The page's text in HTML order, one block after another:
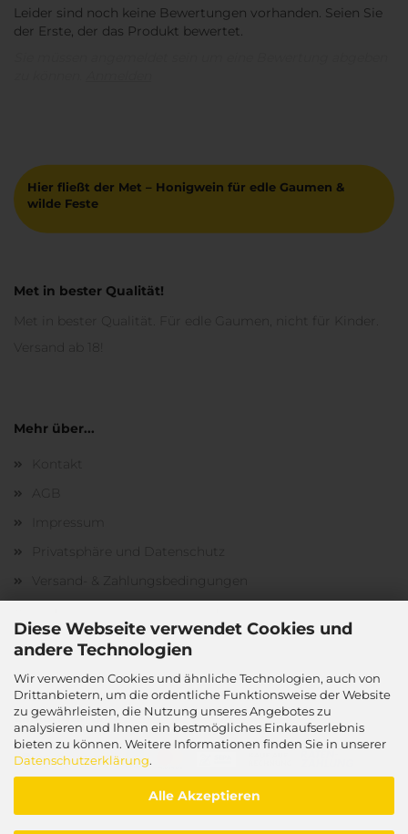
Diese Webseite verwendet Cookies und
andere Technologien
Wir verwenden Cookies und ähnliche Technologien, auch von
Drittanbietern, um die ordentliche Funktionsweise der Website
zu gewährleisten, die Nutzung unseres Angebotes zu
analysieren und Ihnen ein bestmögliches Einkaufserlebnis
bieten zu können. Weitere Informationen finden Sie in unserer
Datenschutzerklärung.
Alle Akzeptieren
Leider sind noch keine Bewertungen vorhanden. Seien Sie
der Erste, der das Produkt bewertet.
Hier fließt der Met – Honigwein für edle Gaumen &
wilde Feste
Met in bester Qualität!
Met in bester Qualität. Für edle Gaumen, nicht für Kinder.
Versand ab 18!
Mehr über...
Kontakt
Impressum
Privatsphäre und Datenschutz
Versand- & Zahlungsbedingungen
Cookie Einstellungen
Zahlungsarten: